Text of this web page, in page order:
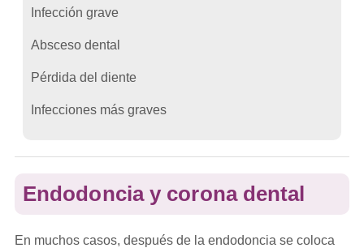
Infección grave
Absceso dental
Pérdida del diente
Infecciones más graves
Endodoncia y corona dental
En muchos casos, después de la endodoncia se coloca